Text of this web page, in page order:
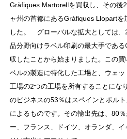
Gràfiques Martorellを買収し、その後
ャ州の首都にあるGràfiques Llopartを
した。 グローバルな拡大としては、
品分野向けラベル印刷の最大手であ
収したことから始まりました。この
ベルの製造に特化した工場と、ウェ
工場の2つの工場を所有することにな
のビジネスの53％はスペインとポル
によるものです。その輸出先は、80
ー、フランス、ドイツ、オランダ、